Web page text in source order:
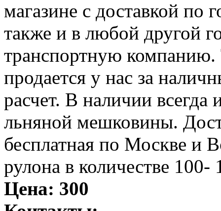
магазине с доставкой
также и в любой другой
транспортную
продается у нас за
расчет. В наличии всегда
льняной мешковины.
бесплатная по Москве и
рулона в количестве 100-
Цена: 300